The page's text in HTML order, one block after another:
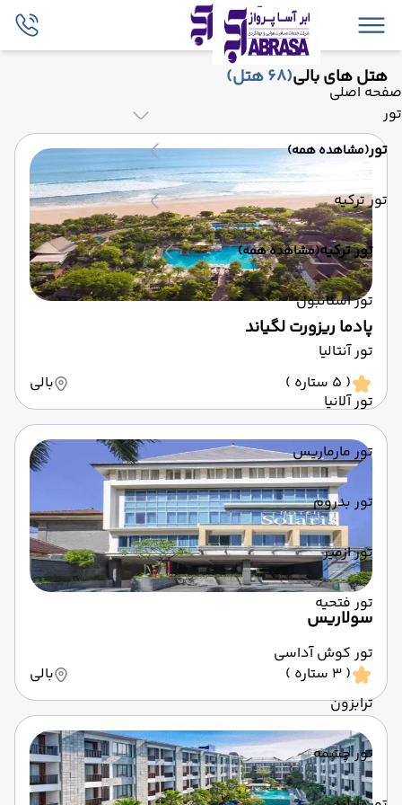
صفحه اصلی
تور
تور(مشاهده همه)
تور ترکیه
تور ترکیه(مشاهده همه)
تور استانبول
تور آنتالیا
تور آلانیا
تور مارماریس
تور بدروم
تور ازمیر
تور فتحیه
تور کوش آداسی
ترابزون
تور چشمه
هتل های بالی(68 هتل)
پادما ریزورت لگیاند
( 5 ستاره ) بالی
سولاریس
( 3 ستاره ) بالی